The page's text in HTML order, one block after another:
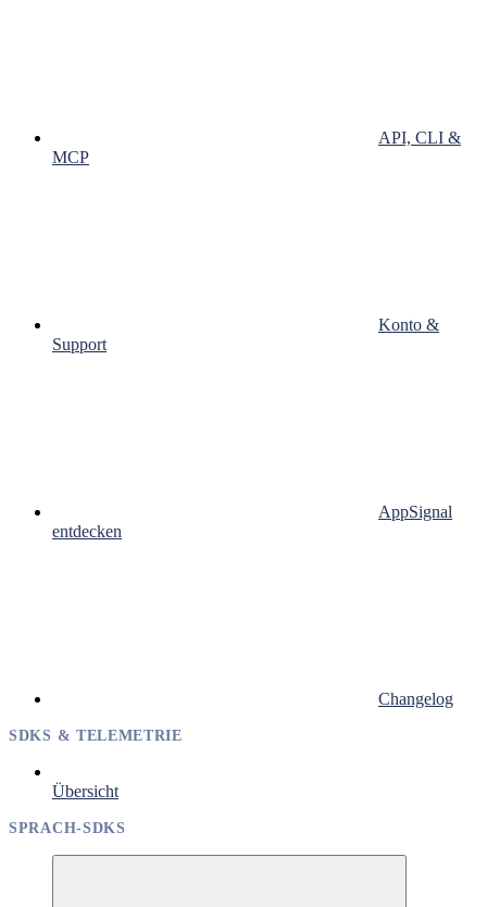
API, CLI &
MCP
Konto &
Support
AppSignal
entdecken
Changelog
SDKS & TELEMETRIE
Übersicht
SPRACH-SDKS